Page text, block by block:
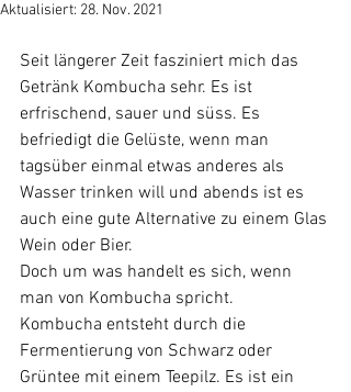
Aktualisiert: 28. Nov. 2021
Seit längerer Zeit fasziniert mich das
Getränk Kombucha sehr. Es ist
erfrischend, sauer und süss. Es
befriedigt die Gelüste, wenn man
tagsüber einmal etwas anderes als
Wasser trinken will und abends ist es
auch eine gute Alternative zu einem Glas
Wein oder Bier.
Doch um was handelt es sich, wenn
man von Kombucha spricht.
​Kombucha entsteht durch die
Fermentierung von Schwarz oder
Grüntee mit einem Teepilz. Es ist ein